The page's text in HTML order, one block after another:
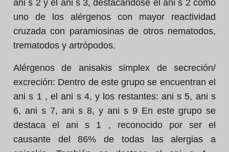
ani s 2 y el ani s 3, destacándose el ani s 2 como
uno de los alérgenos con mayor reactividad
cruzada con paramiosinas de otros nematodos,
trematodos y artrópodos.
Alérgenos de anisakis simplex de secreción/
excreción: Dentro de este grupo se encuentran el
ani s 1 , el ani s 4, y los restantes: ani s 5, ani s
6, ani s 7, ani s 8, y ani s 9 En este grupo se
destaca el ani s 1 , reconocido por ser el
causante del 86% de todas las alergias a